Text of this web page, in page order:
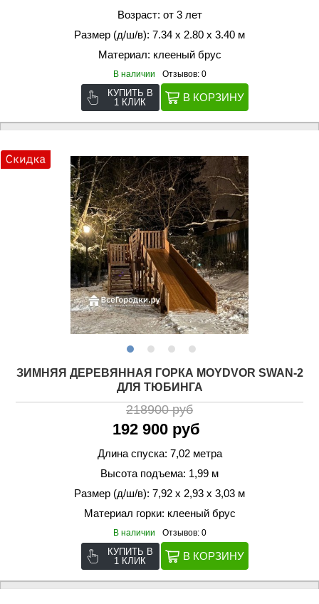
Возраст: от 3 лет
Размер (д/ш/в): 7.34 х 2.80 х 3.40 м
Материал: клееный брус
В наличии Отзывов: 0
КУПИТЬ В
1 КЛИК
ЗИМНЯЯ ДЕРЕВЯННАЯ ГОРКА MOYDVOR SWAN-2
ДЛЯ ТЮБИНГА
218900 руб
192 900 руб
Длина спуска: 7,02 метра
Высота подъема: 1,99 м
Размер (д/ш/в): 7,92 х 2,93 х 3,03 м
Материал горки: клееный брус
В наличии Отзывов: 0
КУПИТЬ В
1 КЛИК